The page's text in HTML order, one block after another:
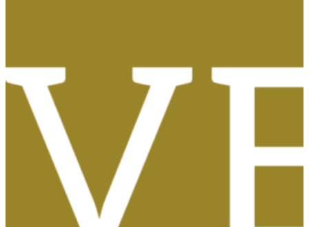
Tasas, Solicitud de Títulos y Certificados